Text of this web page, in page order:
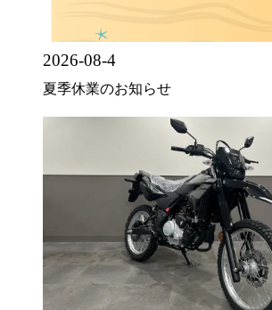
2026-08-4
夏季休業のお知らせ